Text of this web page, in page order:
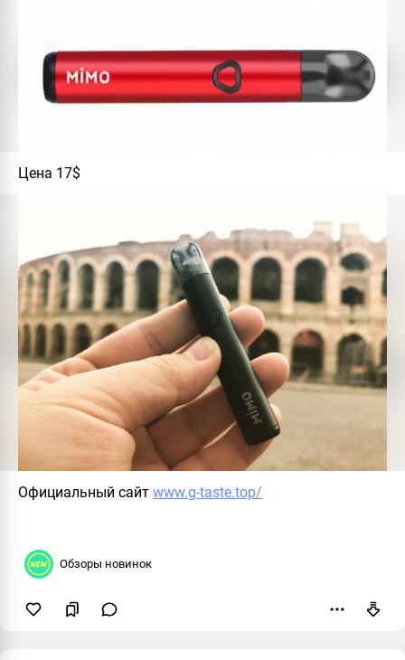
Цена 17$
Официальный сайт www.g-taste.top/
Обзоры новинок